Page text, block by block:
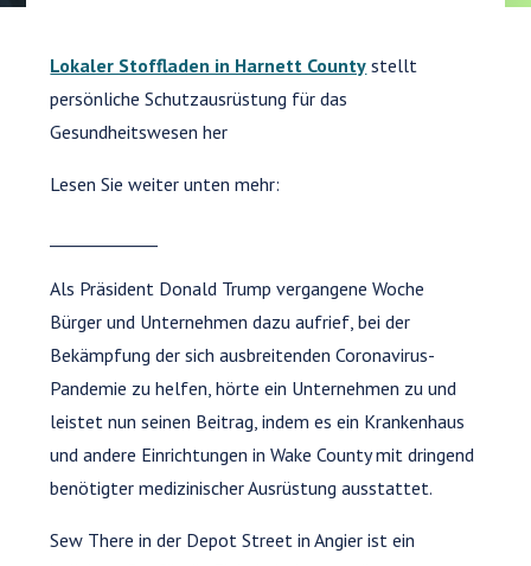
Lokaler Stoffladen in Harnett County stellt
persönliche Schutzausrüstung für das
Gesundheitswesen her
Lesen Sie weiter unten mehr:
Als Präsident Donald Trump vergangene Woche
Bürger und Unternehmen dazu aufrief, bei der
Bekämpfung der sich ausbreitenden Coronavirus-
Pandemie zu helfen, hörte ein Unternehmen zu und
leistet nun seinen Beitrag, indem es ein Krankenhaus
und andere Einrichtungen in Wake County mit dringend
benötigter medizinischer Ausrüstung ausstattet.
Sew There in der Depot Street in Angier ist ein